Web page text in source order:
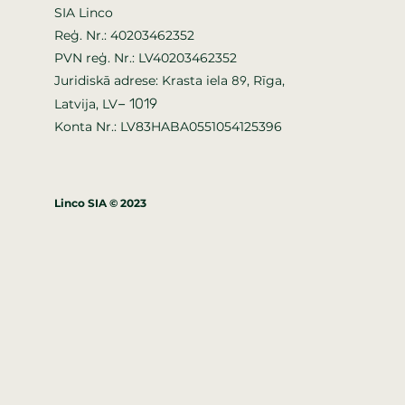
SIA Linco
Reģ. Nr.: 40203462352
PVN reģ. Nr.: LV40203462352
Juridiskā adrese: Krasta iela89, Rīga,
Latvija, LV– 1019
Konta Nr.: LV83HABA0551054125396
Linco SIA © 2023